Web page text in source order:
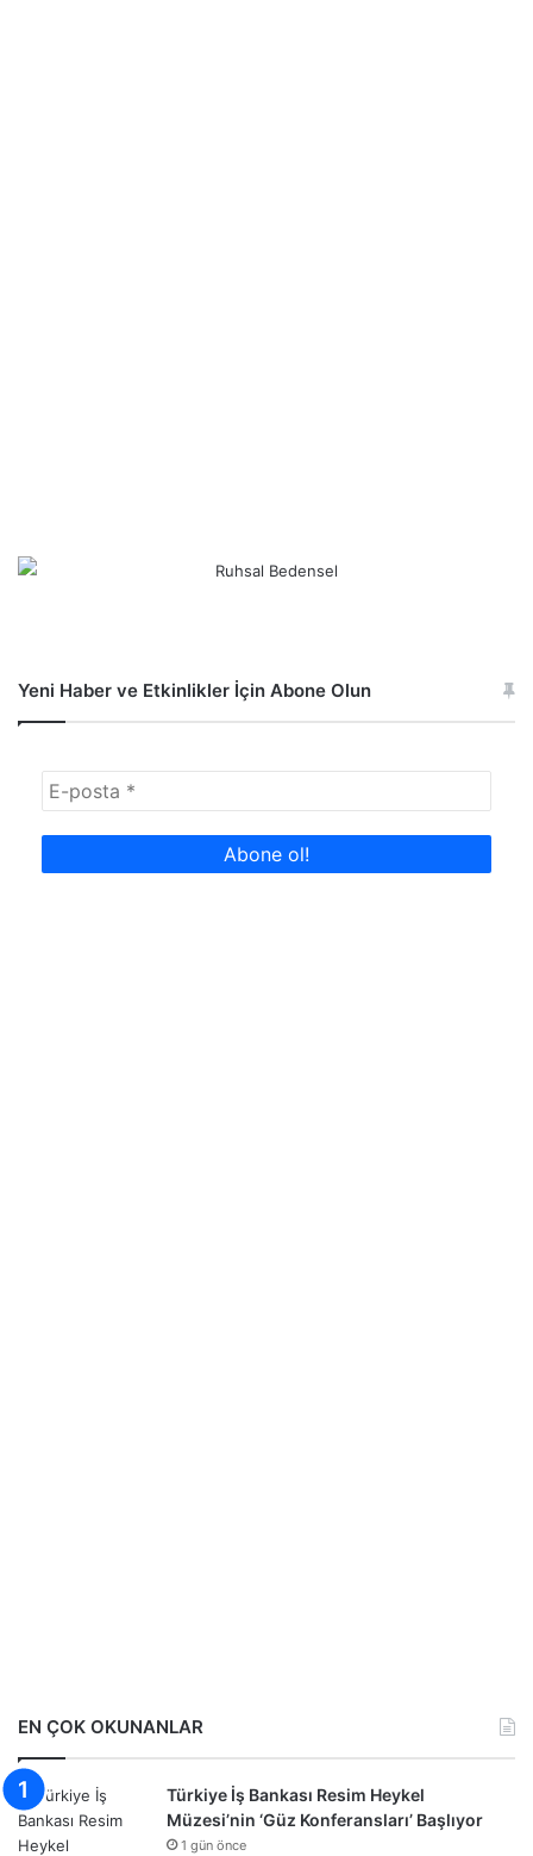
Yeni Haber ve Etkinlikler İçin Abone Olun
EN ÇOK OKUNANLAR
Türkiye İş Bankası Resim Heykel
Müzesi’nin ‘Güz Konferansları’ Başlıyor
1 gün önce